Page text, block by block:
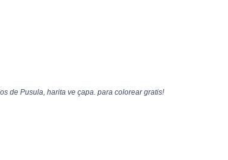
de Pusula, harita ve çapa. para colorear gratis!